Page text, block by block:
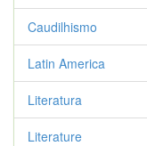
Caudilhismo
Latin America
Literatura
Literature